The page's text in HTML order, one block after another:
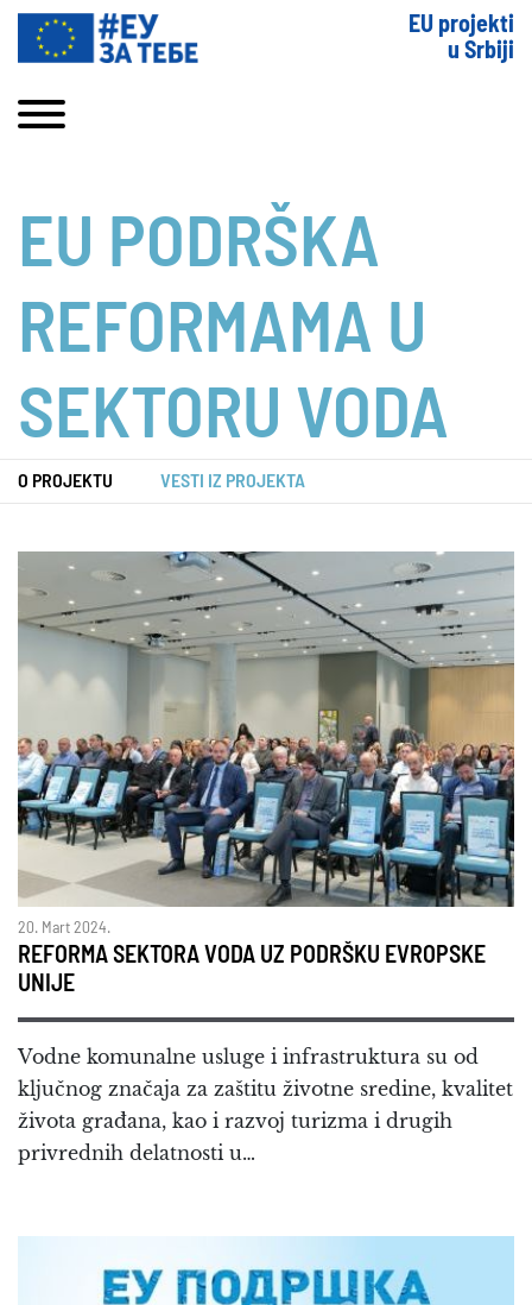
EU projekti
u Srbiji
EU PODRŠKA
REFORMAMA U
SEKTORU VODA
O PROJEKTU VESTI IZ PROJEKTA
20. Mart 2024.
REFORMA SEKTORA VODA UZ PODRŠKU EVROPSKE
UNIJE
Vodne komunalne usluge i infrastruktura su od
ključnog značaja za zaštitu životne sredine, kvalitet
života građana, kao i razvoj turizma i drugih
privrednih delatnosti u…